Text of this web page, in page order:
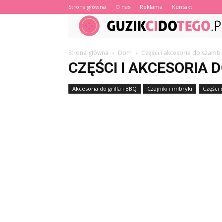
Strona główna O nas Reklama Kontakt
Strona główna Dom Części i akcesoria do szamb
CZĘŚCI I AKCESORIA
Akcesoria do grilla i BBQ Czajniki i imbryki